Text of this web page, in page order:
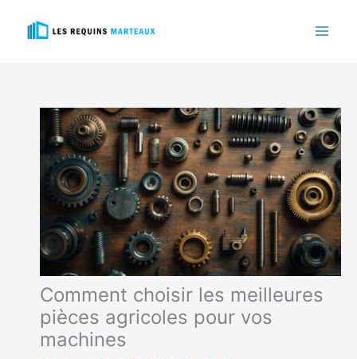
Comment choisir les meilleures
pièces agricoles pour vos
machines